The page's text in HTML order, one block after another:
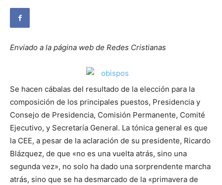
Enviado a la página web de Redes Cristianas
Se hacen cábalas del resultado de la elección para la
composición de los principales puestos, Presidencia y
Consejo de Presidencia, Comisión Permanente, Comité
Ejecutivo, y Secretaría General. La tónica general es que
la CEE, a pesar de la aclaración de su presidente, Ricardo
Blázquez, de que «no es una vuelta atrás, sino una
segunda vez», no solo ha dado una sorprendente marcha
atrás, sino que se ha desmarcado de la «primavera de